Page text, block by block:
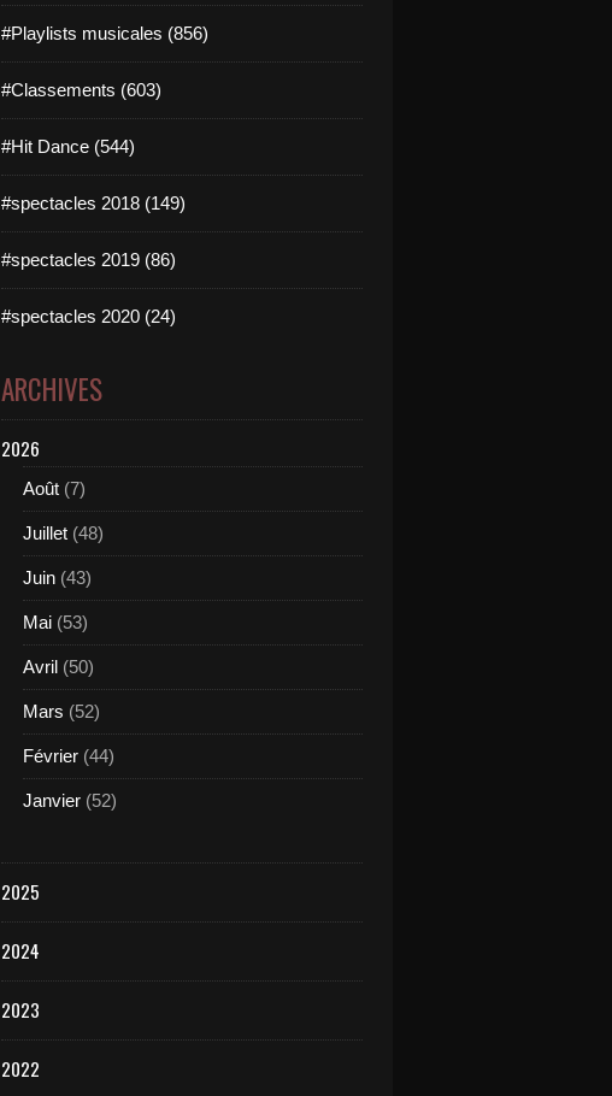
#Playlists musicales (856)
#Classements (603)
#Hit Dance (544)
#spectacles 2018 (149)
#spectacles 2019 (86)
#spectacles 2020 (24)
ARCHIVES
2026
Août (7)
Juillet (48)
Juin (43)
Mai (53)
Avril (50)
Mars (52)
Février (44)
Janvier (52)
2025
2024
2023
2022